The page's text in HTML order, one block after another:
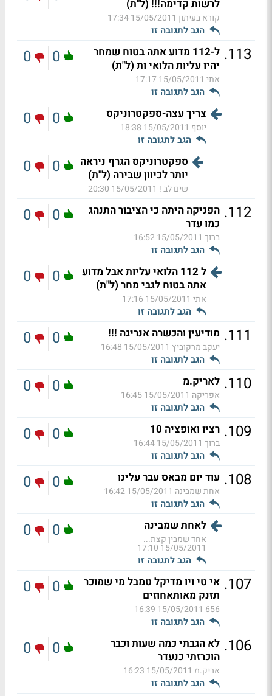
לרשות קדימה!!! (ל"ת)
קורא בעיתון 15/05/2011 17:34
הגב לתגובה זו
113
.
ל-112 מדוע אתה בטוח שמחר
יהיו עליות הלואי ות (ל"ת)
אתי 15/05/2011 17:17
הגב לתגובה זו
0
0
צריך עצה-ספקטרוניקס
יוסף 15/05/2011 18:38
הגב לתגובה זו
0
0
ספקטרוניקס הגרף ניראה
יותר לכיוון שבירה (ל"ת)
שים לב ! 15/05/2011 20:30
0
0
112
. הפניקה היתה כי הציבור התנהג
כמו עדר
ברוך 15/05/2011 16:52
הגב לתגובה זו
0
0
ל 112 הלואי עליות אבל מדוע
אתה בטוח לגבי מחר (ל"ת)
אתי 15/05/2011 17:16
הגב לתגובה זו
0
0
111
. מודיעין והכשרה אנריגה !!!
יעקב מרקוביץ 15/05/2011 16:48
הגב לתגובה זו
0
0
110
. לאריק.מ
אפריקה 15/05/2011 16:45
הגב לתגובה זו
0
0
109
. רציו ואופציה 10
ברוך 15/05/2011 16:44
הגב לתגובה זו
0
0
108
. עוד יום מבאס עבר עלינו
אחת שמבינה 15/05/2011 16:42
הגב לתגובה זו
0
0
לאחת שמבינה
אחד שמבין קצת...
15/05/2011 17:10
הגב לתגובה זו
0
0
107
. אי טי ויו מדיקל טמבל מי שמוכר
תזנק מאותאחוזים
656
15/05/2011 16:39
הגב לתגובה זו
0
0
106
. לא הגבתי כמה שעות וכבר
הוכרזתי כנעדר
אריק.מ 15/05/2011 16:23
הגב לתגובה זו
0
0